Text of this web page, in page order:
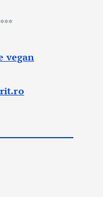
***
vegan